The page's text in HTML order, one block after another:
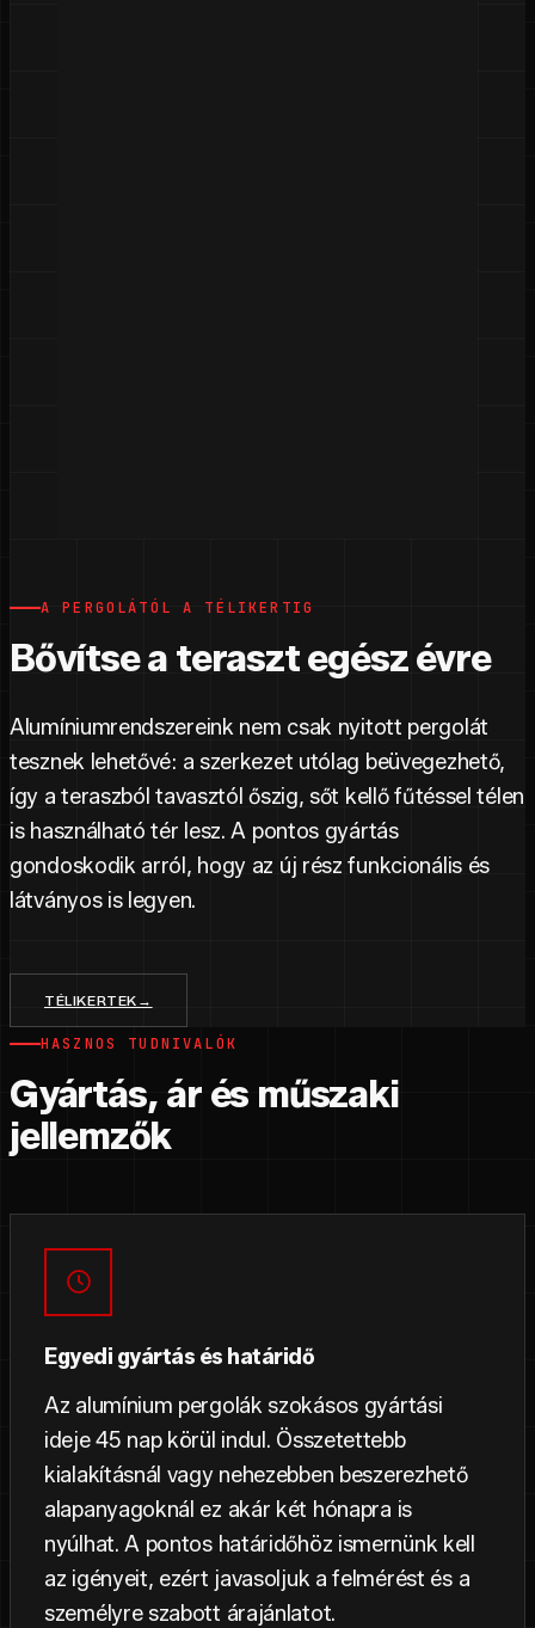
A PERGOLÁTÓL A TÉLIKERTIG
Bővítse a teraszt egész évre
Alumíniumrendszereink nem csak nyitott pergolát
tesznek lehetővé: a szerkezet utólag beüvegezhető,
így a teraszból tavasztól őszig, sőt kellő fűtéssel télen
is használható tér lesz. A pontos gyártás
gondoskodik arról, hogy az új rész funkcionális és
látványos is legyen.
TÉLIKERTEK →
HASZNOS TUDNIVALÓK
Gyártás, ár és műszaki
jellemzők
Egyedi gyártás és határidő
Az alumínium pergolák szokásos gyártási
ideje 45 nap körül indul. Összetettebb
kialakításnál vagy nehezebben beszerezhető
alapanyagoknál ez akár két hónapra is
nyúlhat. A pontos határidőhöz ismernünk kell
az igényeit, ezért javasoljuk a felmérést és a
személyre szabott árajánlatot.